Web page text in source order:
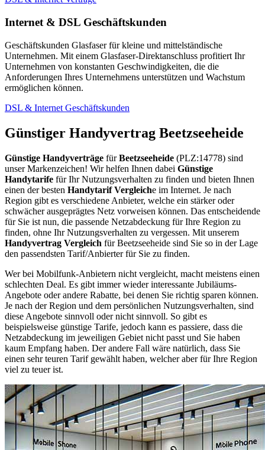
Internet & DSL Geschäftskunden
Geschäftskunden Glasfaser für kleine und mittelständische
Unternehmen. Mit einem Glasfaser-Direktanschluss profitiert Ihr
Unternehmen von konstanten Geschwindigkeiten, die die
Anforderungen Ihres Unternehmens unterstützen und Wachstum
ermöglichen können.
DSL & Internet Geschäftskunden
Günstiger Handyvertrag Beetzseeheide
Günstige Handyverträge fürBeetzseeheide (PLZ:14778) sind
unser Markenzeichen! Wir helfen Ihnen dabei Günstige
Handytarife für Ihr Nutzungsverhalten zu finden und bieten Ihnen
einen der besten Handytarif Vergleiche im Internet. Je nach
Region gibt es verschiedene Anbieter, welche ein stärker oder
schwächer ausgeprägtes Netz vorweisen können. Das entscheidende
für Sie ist nun, die passende Netzabdeckung für Ihre Region zu
finden, ohne Ihr Nutzungsverhalten zu vergessen. Mit unserem
Handyvertrag Vergleich für Beetzseeheide sind Sie so in der Lage
den passendsten Tarif/Anbierter für Sie zu finden.
Wer bei Mobilfunk-Anbietern nicht vergleicht, macht meistens einen
schlechten Deal. Es gibt immer wieder interessante Jubiläums-
Angebote oder andere Rabatte, bei denen Sie richtig sparen können.
Je nach der Region und dem persönlichen Nutzungsverhalten, sind
diese Angebote sinnvoll oder nicht sinnvoll. So gibt es
beispielsweise günstige Tarife, jedoch kann es passiere, dass die
Netzabdeckung im jeweiligen Gebiet nicht passt und Sie haben
kaum Empfang haben. Der andere Fall wäre natürlich, dass Sie
einen sehr teuren Tarif gewählt haben, welcher aber für Ihre Region
viel zu teuer ist.